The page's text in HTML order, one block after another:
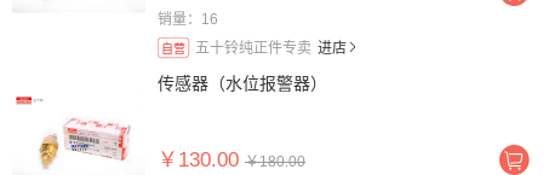
销量：16
自营 五十铃纯正件专卖 进店
传感器（水位报警器）
￥130.00 ￥180.00